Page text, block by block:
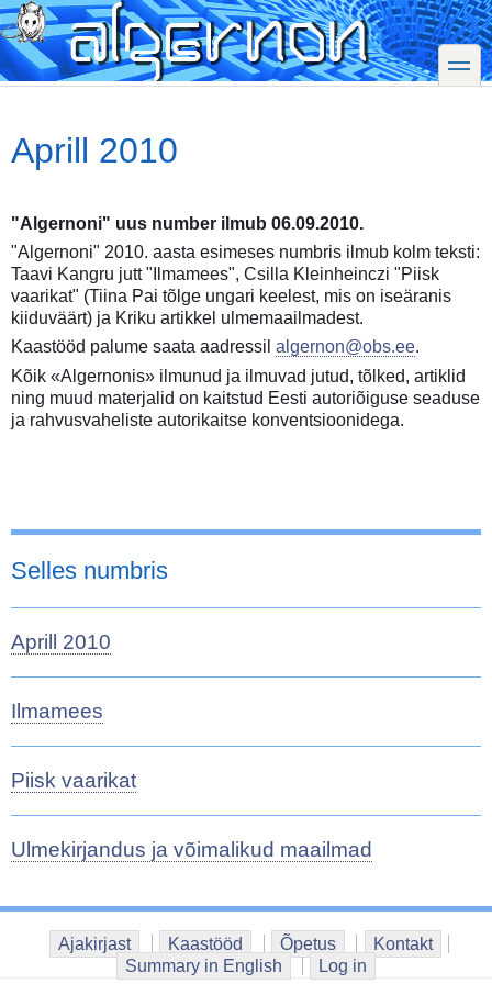
Skip
to
main
content
toggle
Aprill 2010
"Algernoni" uus number ilmub 06.09.2010.
"Algernoni" 2010. aasta esimeses numbris ilmub kolm teksti:
Taavi Kangru jutt "Ilmamees", Csilla Kleinheinczi "Piisk
vaarikat" (Tiina Pai tõlge ungari keelest, mis on iseäranis
kiiduväärt) ja Kriku artikkel ulmemaailmadest.
Kaastööd palume saata aadressil algernon@obs.ee.
Kõik «Algernonis» ilmunud ja ilmuvad jutud, tõlked, artiklid
ning muud materjalid on kaitstud Eesti autoriõiguse seaduse
ja rahvusvaheliste autorikaitse konventsioonidega.
Selles numbris
Aprill 2010
Ilmamees
Piisk vaarikat
Ulmekirjandus ja võimalikud maailmad
Ajakirjast Kaastööd Õpetus
Kontakt
Summary in English
Log in